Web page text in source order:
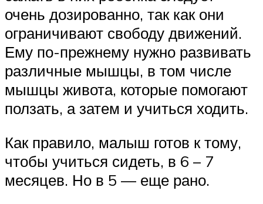
очень дозированно, так как они
ограничивают свободу движений.
Ему по-прежнему нужно развивать
различные мышцы, в том числе
мышцы живота, которые помогают
ползать, а затем и учиться ходить.
Как правило, малыш готов к тому,
чтобы учиться сидеть, в 6 – 7
месяцев. Но в 5 — еще рано.